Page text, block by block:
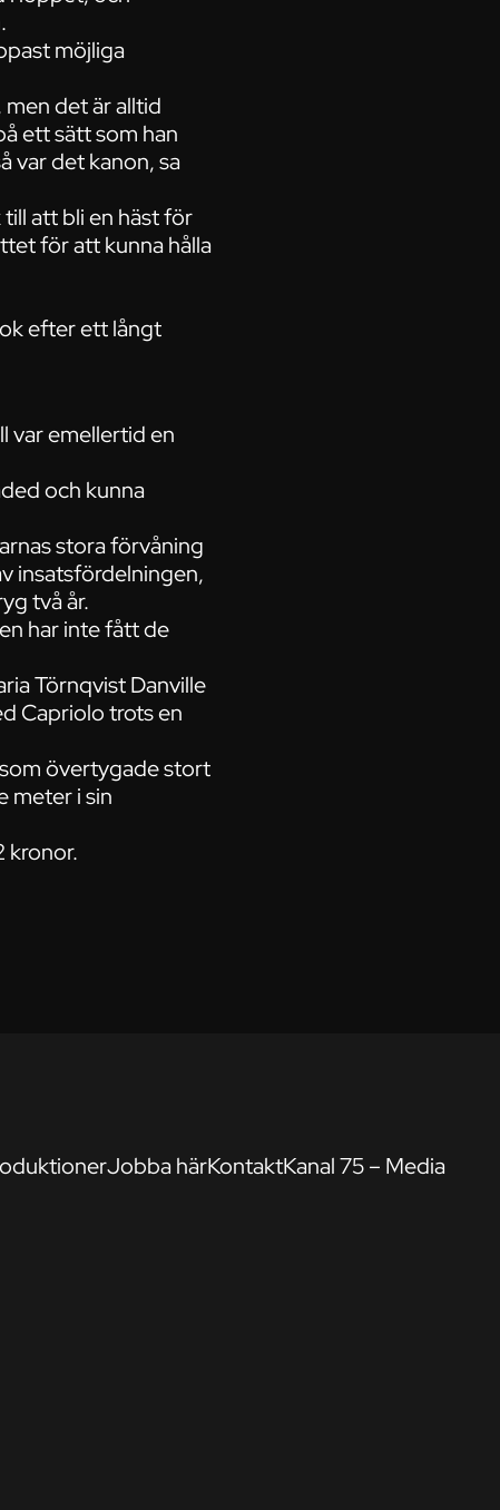
möjliga
det är alltid
ett sätt som han
var det kanon, sa
till att bli en häst för
för att kunna hålla
efter ett långt
var emellertid en
och kunna
stora förvåning
insatsfördelningen,
två år.
har inte fått de
Törnqvist Danville
Capriolo trots en
övertygade stort
meter i sin
kronor.
Jobba härKontaktKanal 75 – Media